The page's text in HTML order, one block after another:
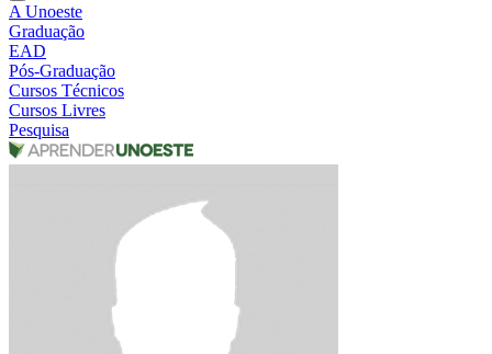
A Unoeste
Graduação
EAD
Pós-Graduação
Cursos Técnicos
Cursos Livres
Pesquisa